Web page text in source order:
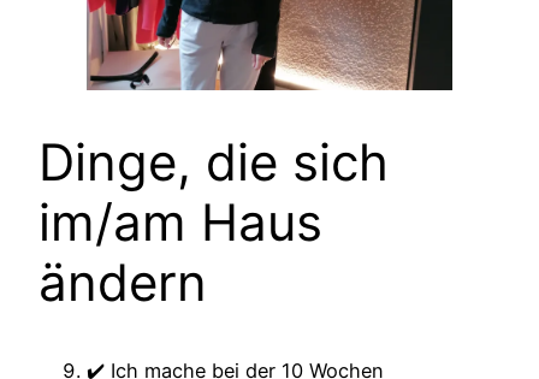
Dinge, die sich
im/am Haus
ändern
✔️ Ich mache bei der 10 Wochen